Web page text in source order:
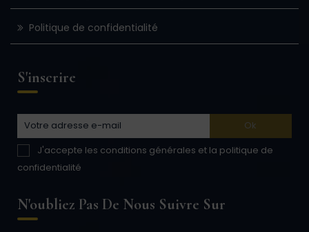
Politique de confidentialité
S'inscrire
J'accepte les conditions générales et la politique de
confidentialité
N'oubliez Pas De Nous Suivre Sur